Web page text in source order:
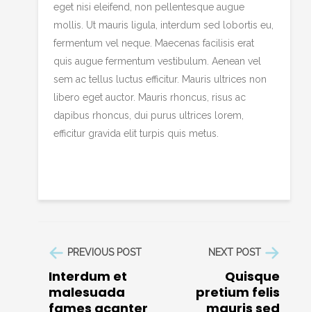
eget nisi eleifend, non pellentesque augue
mollis. Ut mauris ligula, interdum sed lobortis eu,
fermentum vel neque. Maecenas facilisis erat
quis augue fermentum vestibulum. Aenean vel
sem ac tellus luctus efficitur. Mauris ultrices non
libero eget auctor. Mauris rhoncus, risus ac
dapibus rhoncus, dui purus ultrices lorem,
efficitur gravida elit turpis quis metus.
PREVIOUS POST
Interdum et
malesuada
fames acanter
NEXT POST
Quisque
pretium felis
mauris sed